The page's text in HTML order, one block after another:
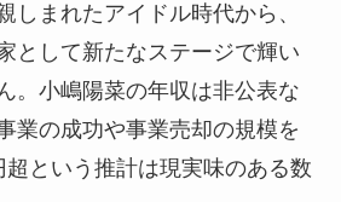
しまれたアイドル時代から、
として新たなステージで輝い
。小嶋陽菜の年収は非公表な
業の成功や事業売却の規模を
という推計は現実味のある数